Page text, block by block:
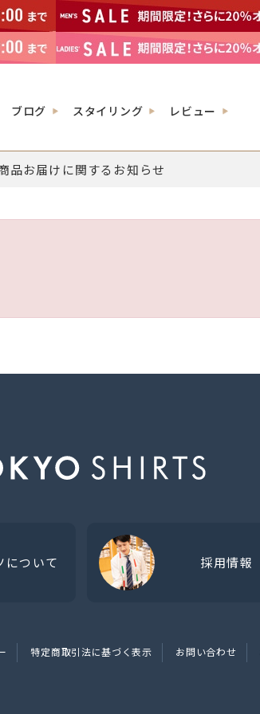
ブログ スタイリング レビュー
品お届けに関するお知らせ
について 採用情報
特定商取引法に基づく表示 お問い合わせ